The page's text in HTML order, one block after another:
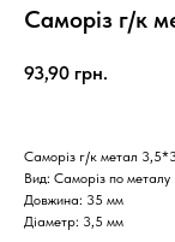
Саморіз г/к
93,90 грн.
Саморіз г/к метал
Вид: Саморіз по металу
Довжина: 35 мм
Діаметр: 3,5 мм